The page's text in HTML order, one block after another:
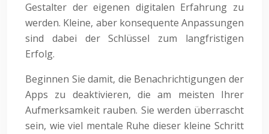
Gestalter der eigenen digitalen Erfahrung zu
werden. Kleine, aber konsequente Anpassungen
sind dabei der Schlüssel zum langfristigen
Erfolg.
Beginnen Sie damit, die Benachrichtigungen der
Apps zu deaktivieren, die am meisten Ihrer
Aufmerksamkeit rauben. Sie werden überrascht
sein, wie viel mentale Ruhe dieser kleine Schritt